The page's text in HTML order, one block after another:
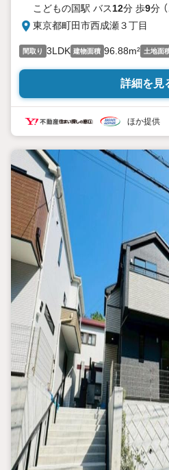
こどもの国駅 バス12分 歩9分
東京都町田市西成瀬３丁目
間取り 3LDK 建物面積 96.88m² 土地面
詳細を見
ほか提供